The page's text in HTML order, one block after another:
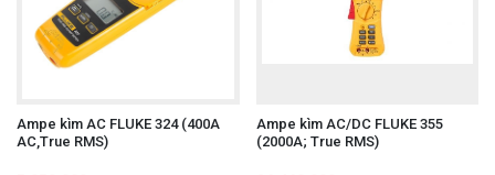
Ampe kìm AC FLUKE 324 (400A
AC,True RMS)
Ampe kìm AC/DC FLUKE 355
(2000A; True RMS)